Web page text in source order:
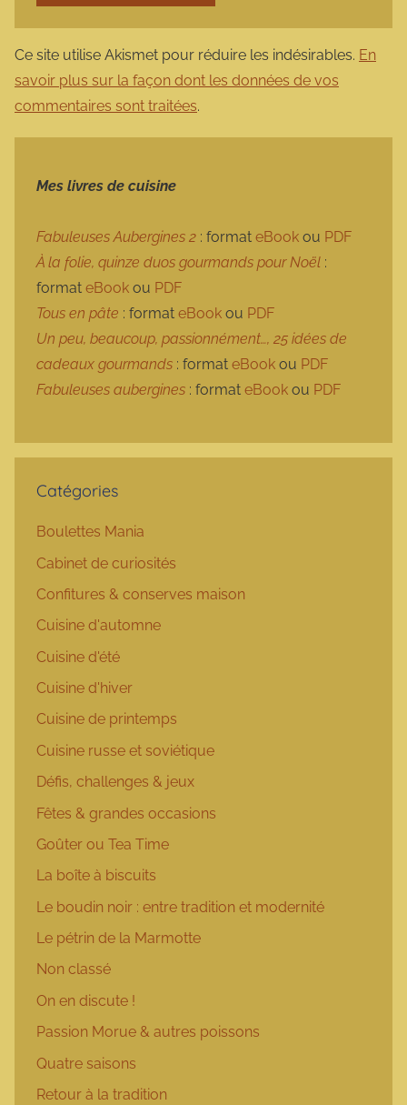
Ce site utilise Akismet pour réduire les indésirables. En
savoir plus sur la façon dont les données de vos
commentaires sont traitées.
Mes livres de cuisine
Fabuleuses Aubergines 2 : format eBook ou PDF
À la folie, quinze duos gourmands pour Noël :
format eBook ou PDF
Tous en pâte : format eBook ou PDF
Un peu, beaucoup, passionnément…, 25 idées de
cadeaux gourmands : format eBook ou PDF
Fabuleuses aubergines : format eBook ou PDF
Catégories
Boulettes Mania
Cabinet de curiosités
Confitures & conserves maison
Cuisine d'automne
Cuisine d'été
Cuisine d'hiver
Cuisine de printemps
Cuisine russe et soviétique
Défis, challenges & jeux
Fêtes & grandes occasions
Goûter ou Tea Time
La boîte à biscuits
Le boudin noir : entre tradition et modernité
Le pétrin de la Marmotte
Non classé
On en discute !
Passion Morue & autres poissons
Quatre saisons
Retour à la tradition